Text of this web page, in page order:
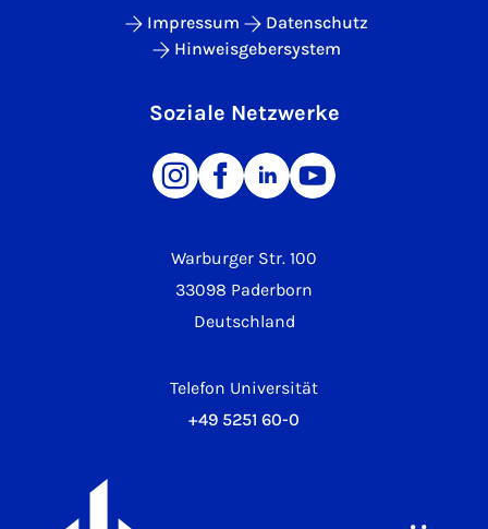
Warburger Str. 100
33098 Paderborn
Deutschland
Telefon Universität
+49 5251 60-0
Impressum
Datenschutz
Hinweisgebersystem
Soziale Netzwerke